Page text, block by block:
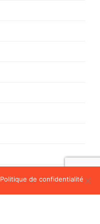
Politique de confidentialité